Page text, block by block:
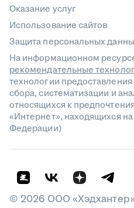
Оказание услуг
Использование сайтов
Защита персональных
На информационном
рекомендательные
технологии
сбора, систематизации и
относящихся к
«Интернет», находящихся
Федерации)
© 2026 ООО